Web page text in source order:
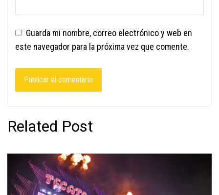
Guarda mi nombre, correo electrónico y web en
este navegador para la próxima vez que comente.
Related Post